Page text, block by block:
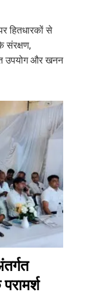
हितधारकों से
संरक्षण,
उपयोग और खनन